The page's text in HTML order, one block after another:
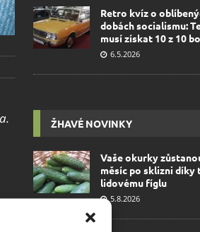
Retro kvíz o
dobách socialismu:
musí získat 10 z 10
6.5.2026
ŽHAVÉ NOVINKY
Vaše okurky
měsíc po sklizni díky
lidovému fíglu
5.8.2026